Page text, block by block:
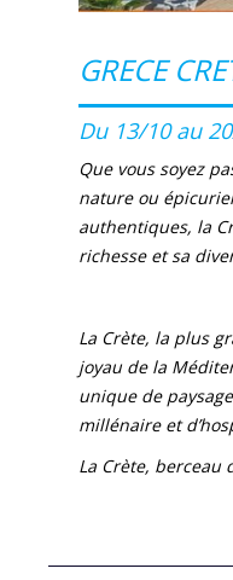
GRECE
Du 13/10 au
Que vous soyez
nature ou
authentiques, la
richesse et sa
La Crète, la plus
joyau de la
unique de
millénaire et
La Crète, berceau